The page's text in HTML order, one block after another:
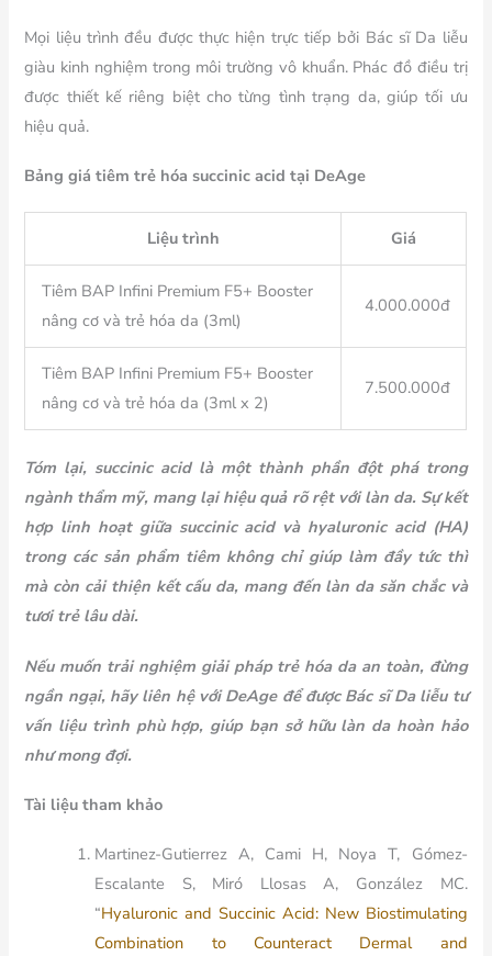
Mọi liệu trình đều được thực hiện trực tiếp bởi Bác sĩ Da liễu
giàu kinh nghiệm trong môi trường vô khuẩn. Phác đồ điều trị
được thiết kế riêng biệt cho từng tình trạng da, giúp tối ưu
hiệu quả.
Bảng giá tiêm trẻ hóa succinic acid tại DeAge
Liệu trình Giá
Tiêm BAP Infini Premium F5+ Booster
nâng cơ và trẻ hóa da (3ml)
4.000.000đ
Tiêm BAP Infini Premium F5+ Booster
nâng cơ và trẻ hóa da (3ml x 2)
7.500.000đ
Tóm lại, succinic acid là một thành phần đột phá trong
ngành thẩm mỹ, mang lại hiệu quả rõ rệt với làn da. Sự kết
hợp linh hoạt giữa succinic acid và hyaluronic acid (HA)
trong các sản phẩm tiêm không chỉ giúp làm đầy tức thì
mà còn cải thiện kết cấu da, mang đến làn da săn chắc và
tươi trẻ lâu dài.
Nếu muốn trải nghiệm giải pháp trẻ hóa da an toàn, đừng
ngần ngại, hãy liên hệ với DeAge để được Bác sĩ Da liễu tư
vấn liệu trình phù hợp, giúp bạn sở hữu làn da hoàn hảo
như mong đợi.
Tài liệu tham khảo
Martinez-Gutierrez A, Cami H, Noya T, Gómez-
Escalante S, Miró Llosas A, González MC.
“Hyaluronic and Succinic Acid: New Biostimulating
Combination to Counteract Dermal and